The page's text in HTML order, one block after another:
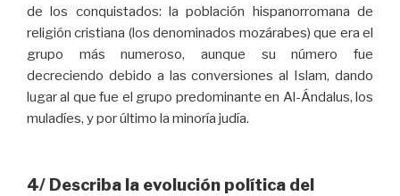
de los conquistados: la población hispanorromana de
religión cristiana (los denominados mozárabes) que era el
grupo más numeroso, aunque su número fue
decreciendo debido a las conversiones al Islam, dando
lugar al que fue el grupo predominante en Al-Ándalus, los
muladíes, y por último la minoría judía.
4/ Describa la evolución política del